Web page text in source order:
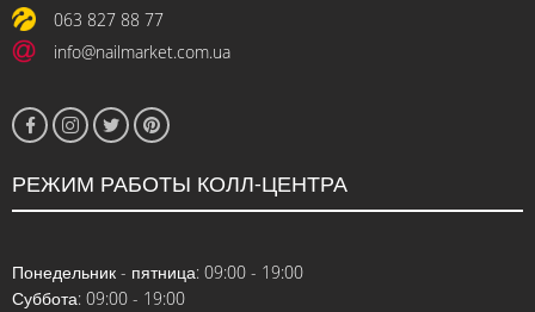
063 827 88 77
info@nailmarket.com.ua
РЕЖИМ РАБОТЫ КОЛЛ-ЦЕНТРА
Понедельник - пятница: 09:00 - 19:00
Суббота: 09:00 - 19:00